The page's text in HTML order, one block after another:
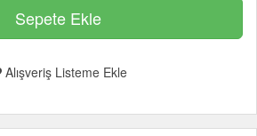
Alışveriş Listeme Ekle